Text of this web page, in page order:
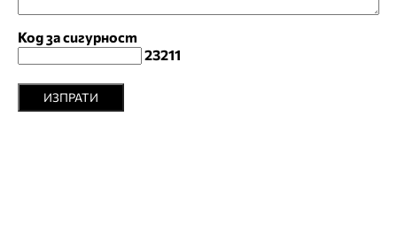
Код за сигурност
23211
ИЗПРАТИ